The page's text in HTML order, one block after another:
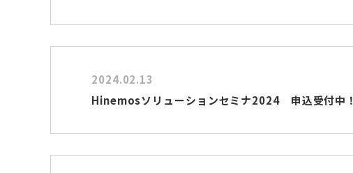
2024.02.13
Hinemosソリューションセミナ2024 申込受付中！